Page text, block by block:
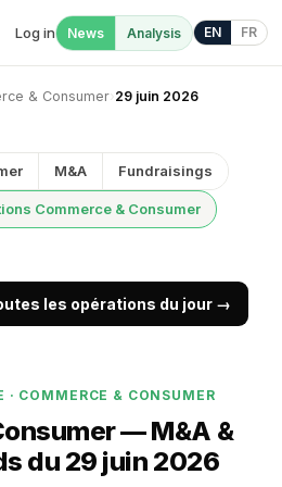
Log in News Analysis EN FR
& Consumer› 29 juin 2026
M&A Fundraisings
Commerce & Consumer
les opérations du jour →
COMMERCE & CONSUMER
— M&A &
du 29 juin 2026